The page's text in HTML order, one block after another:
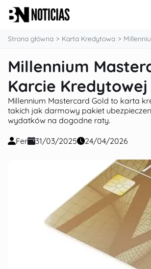
treści
Strona główna Karta Kredytowa
Millennium
Karcie Kredytowej
Millennium Mastercard Gold to karta
takich jak darmowy pakiet
wydatków na dogodne raty.
Fer 31/03/2025 24/04/2026